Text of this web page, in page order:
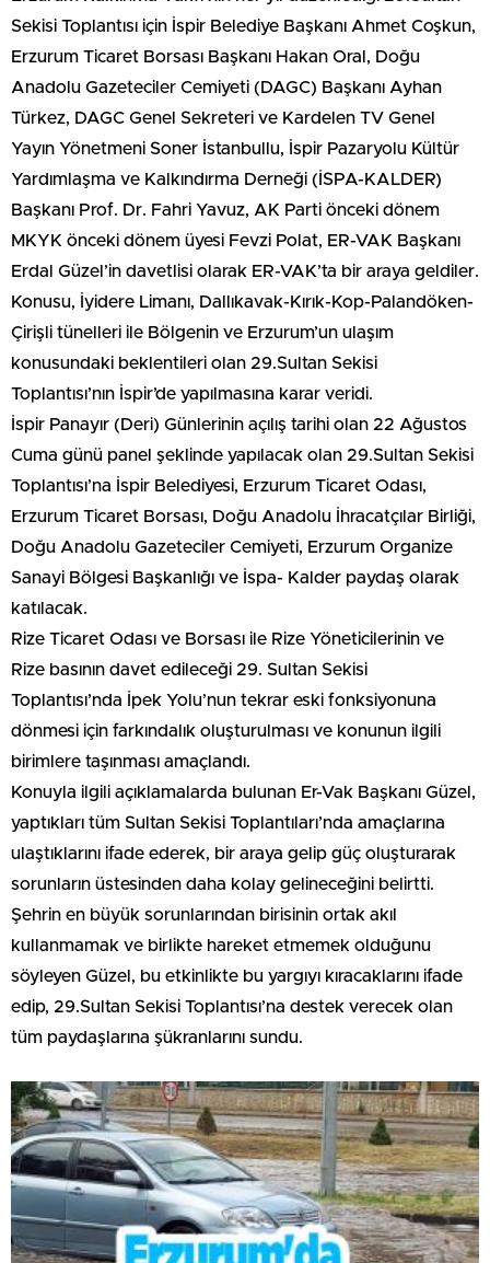
Sekisi Toplantısı için İspir Belediye Başkanı Ahmet Coşkun,
Erzurum Ticaret Borsası Başkanı Hakan Oral, Doğu
Anadolu Gazeteciler Cemiyeti (DAGC) Başkanı Ayhan
Türkez, DAGC Genel Sekreteri ve Kardelen TV Genel
Yayın Yönetmeni Soner İstanbullu, İspir Pazaryolu Kültür
Yardımlaşma ve Kalkındırma Derneği (İSPA-KALDER)
Başkanı Prof. Dr. Fahri Yavuz, AK Parti önceki dönem
MKYK önceki dönem üyesi Fevzi Polat, ER-VAK Başkanı
Erdal Güzel’in davetlisi olarak ER-VAK’ta bir araya geldiler.
Konusu, İyidere Limanı, Dallıkavak-Kırık-Kop-Palandöken-
Çirişli tünelleri ile Bölgenin ve Erzurum’un ulaşım
konusundaki beklentileri olan 29.Sultan Sekisi
Toplantısı’nın İspir’de yapılmasına karar veridi.
İspir Panayır (Deri) Günlerinin açılış tarihi olan 22 Ağustos
Cuma günü panel şeklinde yapılacak olan 29.Sultan Sekisi
Toplantısı’na İspir Belediyesi, Erzurum Ticaret Odası,
Erzurum Ticaret Borsası, Doğu Anadolu İhracatçılar Birliği,
Doğu Anadolu Gazeteciler Cemiyeti, Erzurum Organize
Sanayi Bölgesi Başkanlığı ve İspa- Kalder paydaş olarak
katılacak.
Rize Ticaret Odası ve Borsası ile Rize Yöneticilerinin ve
Rize basının davet edileceği 29. Sultan Sekisi
Toplantısı’nda İpek Yolu’nun tekrar eski fonksiyonuna
dönmesi için farkındalık oluşturulması ve konunun ilgili
birimlere taşınması amaçlandı.
Konuyla ilgili açıklamalarda bulunan Er-Vak Başkanı Güzel,
yaptıkları tüm Sultan Sekisi Toplantıları’nda amaçlarına
ulaştıklarını ifade ederek, bir araya gelip güç oluşturarak
sorunların üstesinden daha kolay gelineceğini belirtti.
Şehrin en büyük sorunlarından birisinin ortak akıl
kullanmamak ve birlikte hareket etmemek olduğunu
söyleyen Güzel, bu etkinlikte bu yargıyı kıracaklarını ifade
edip, 29.Sultan Sekisi Toplantısı’na destek verecek olan
tüm paydaşlarına şükranlarını sundu.